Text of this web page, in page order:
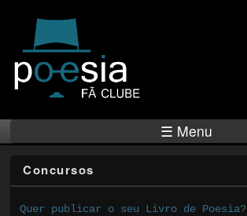
☰ Menu
Concursos
Quer publicar o seu Livro de Poesia?